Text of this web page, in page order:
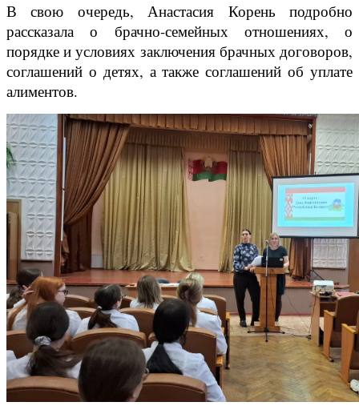
В свою очередь, Анастасия Корень подробно
рассказала о брачно-семейных отношениях, о
порядке и условиях заключения брачных договоров,
соглашений о детях, а также соглашений об уплате
алиментов.